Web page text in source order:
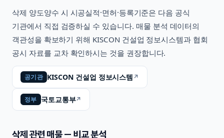
삭제 양도양수 시 시공실적·면허·등록기준은 다음 공식
기관에서 직접 검증하실 수 있습니다. 매물 분석 데이터의
객관성을 확보하기 위해 KISCON 건설업 정보시스템과 협회
공시 자료를 교차 확인하시는 것을 권장합니다.
공기관 KISCON 건설업 정보시스템↗
정부 국토교통부↗
삭제관련 매물 — 비교 분석